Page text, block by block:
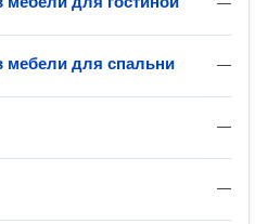
—
мебели для спальни
—
—